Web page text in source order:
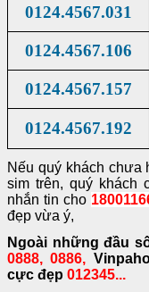
0124.4567.031
0124.4567.106
0124.4567.157
0124.4567.192
Nếu quý khách chưa
sim trên, quý khách
nhắn tin cho
đẹp vừa ý,
Ngoài những đầu
0888, 0886,
cực đẹp 012345...